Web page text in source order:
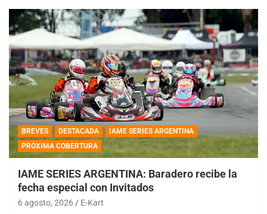
BREVES DESTACADA
IAME SERIES ARGENTINA
PRÓXIMA COBERTURA
IAME SERIES ARGENTINA: Baradero recibe la
fecha especial con Invitados
6 agosto, 2026 E-Kart